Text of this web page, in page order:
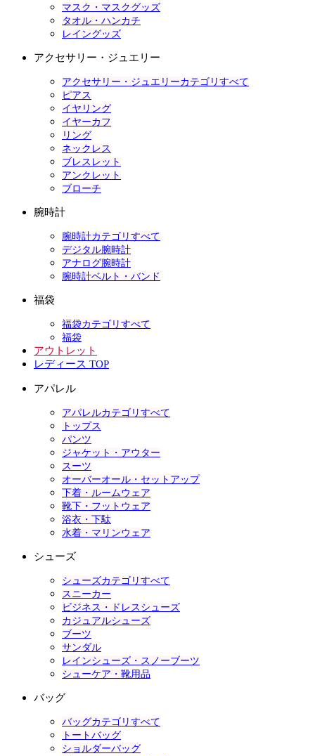
マスク・マスクグッズ
タオル・ハンカチ
レイングッズ
アクセサリー・ジュエリー
アクセサリー・ジュエリーカテゴリすべて
ピアス
イヤリング
イヤーカフ
リング
ネックレス
ブレスレット
アンクレット
ブローチ
腕時計
腕時計カテゴリすべて
デジタル腕時計
アナログ腕時計
腕時計ベルト・バンド
福袋
福袋カテゴリすべて
福袋
アウトレット
レディース TOP
アパレル
アパレルカテゴリすべて
トップス
パンツ
ジャケット・アウター
スーツ
オーバーオール・セットアップ
下着・ルームウェア
靴下・フットウェア
浴衣・下駄
水着・マリンウェア
シューズ
シューズカテゴリすべて
スニーカー
ビジネス・ドレスシューズ
カジュアルシューズ
ブーツ
サンダル
レインシューズ・スノーブーツ
シューケア・靴用品
バッグ
バッグカテゴリすべて
トートバッグ
ショルダーバッグ